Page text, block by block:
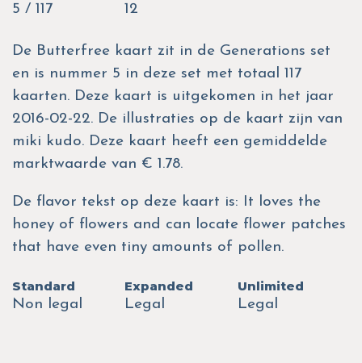
5 / 117
12
De Butterfree kaart zit in de Generations set
en is nummer 5 in deze set met totaal 117
kaarten. Deze kaart is uitgekomen in het jaar
2016-02-22. De illustraties op de kaart zijn van
miki kudo. Deze kaart heeft een gemiddelde
marktwaarde van € 1.78.
De flavor tekst op deze kaart is: It loves the
honey of flowers and can locate flower patches
that have even tiny amounts of pollen.
Standard
Non legal
Expanded
Legal
Unlimited
Legal